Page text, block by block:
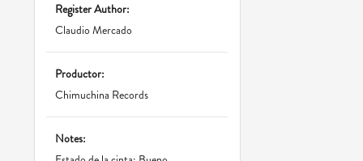
Register Author:
Claudio Mercado
Productor:
Chimuchina Records
Notes: